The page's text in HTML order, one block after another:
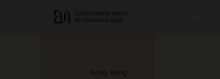
bolig living